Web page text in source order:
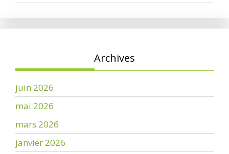
Archives
juin 2026
mai 2026
mars 2026
janvier 2026